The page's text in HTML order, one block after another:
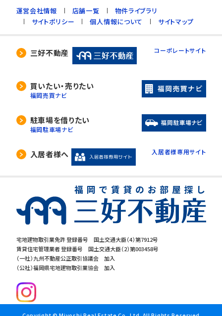
宅地建物取引業免許 登録番号 国土交通大臣（4）第7912号
賃貸住宅管理業者 登録番号 国土交通大臣（2）第003458号
（一社）九州不動産公正取引協議会 加入
（公社）福岡県宅地建物取引業協会 加入
運営会社情報 店舗一覧
物件ライブラリ
サイトポリシー
個人情報について サイトマップ
三好不動産 コーポレートサイト
買いたい・売りたい
福岡売買ナビ
駐車場を借りたい
福岡駐車場ナビ
入居者様へ 入居者様専用サイト